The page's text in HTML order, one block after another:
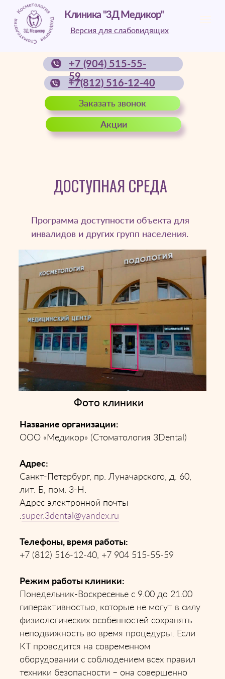
Версия для слабовидящих
+7 (904) 515-55-
59
+7(812) 516-12-40
Клиника "3Д Медикор"
Заказать звонок
Акции
Название организации:
ООО «Медикор» (Стоматология 3Dental)
Адрес:
Санкт-Петербург, пр. Луначарского, д. 60,
лит. Б, пом. 3-Н.
Адрес электронной почты
:super.3dental@yandex.ru
Телефоны, время работы:
+7 (812) 516-12-40, +7 904 515-55-59
Режим работы клиники:
Понедельник-Воскресенье с 9.00 до 21.00
гиперактивностью, которые не могут в силу
физиологических особенностей сохранять
неподвижность во время процедуры. Если
КТ проводится на современном
оборудовании с соблюдением всех правил
техники безопасности – она совершенно
ДОСТУПНАЯ СРЕДА
Программа доступности объекта для
инвалидов и других групп населения.
Фото клиники